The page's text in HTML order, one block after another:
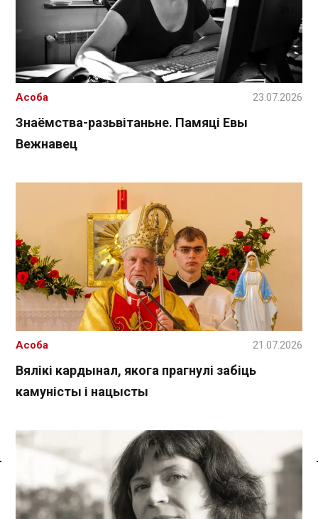
Спасылка без VPN
Знаёмства-разьвітаньне. Памяці Евы
Вежнавец
Асоба 23.07.2026
Вялікі кардынал, якога прагнулі забіць
камуністы і нацысты
Асоба 21.07.2026